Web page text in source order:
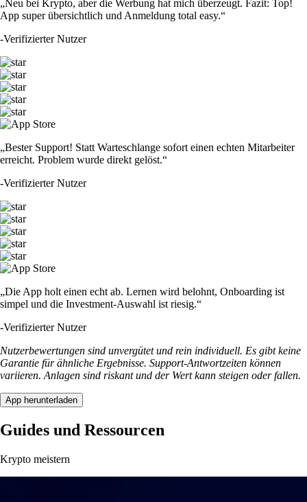
„Neu bei Krypto, aber die Werbung hat mich überzeugt. Fazit: Top!
App super übersichtlich und Anmeldung total easy.“
-Verifizierter Nutzer
„Bester Support! Statt Warteschlange sofort einen echten Mitarbeiter
erreicht. Problem wurde direkt gelöst.“
-Verifizierter Nutzer
„Die App holt einen echt ab. Lernen wird belohnt, Onboarding ist
simpel und die Investment-Auswahl ist riesig.“
-Verifizierter Nutzer
Nutzerbewertungen sind unvergütet und rein individuell. Es gibt keine
Garantie für ähnliche Ergebnisse. Support-Antwortzeiten können
variieren. Anlagen sind riskant und der Wert kann steigen oder fallen.
App herunterladen
Guides und Ressourcen
Krypto meistern